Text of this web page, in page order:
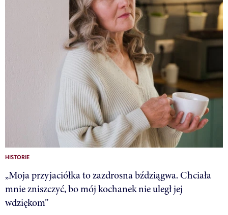
HISTORIE
„Moja przyjaciółka to zazdrosna bździągwa. Chciała
mnie zniszczyć, bo mój kochanek nie uległ jej
wdziękom”